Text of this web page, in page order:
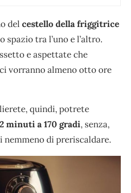
del cestello della friggitrice
spazio tra l’uno e l’altro.
e aspettate che
vorranno almeno otto ore
quindi, potrete
minuti a 170 gradi, senza,
di preriscaldare.